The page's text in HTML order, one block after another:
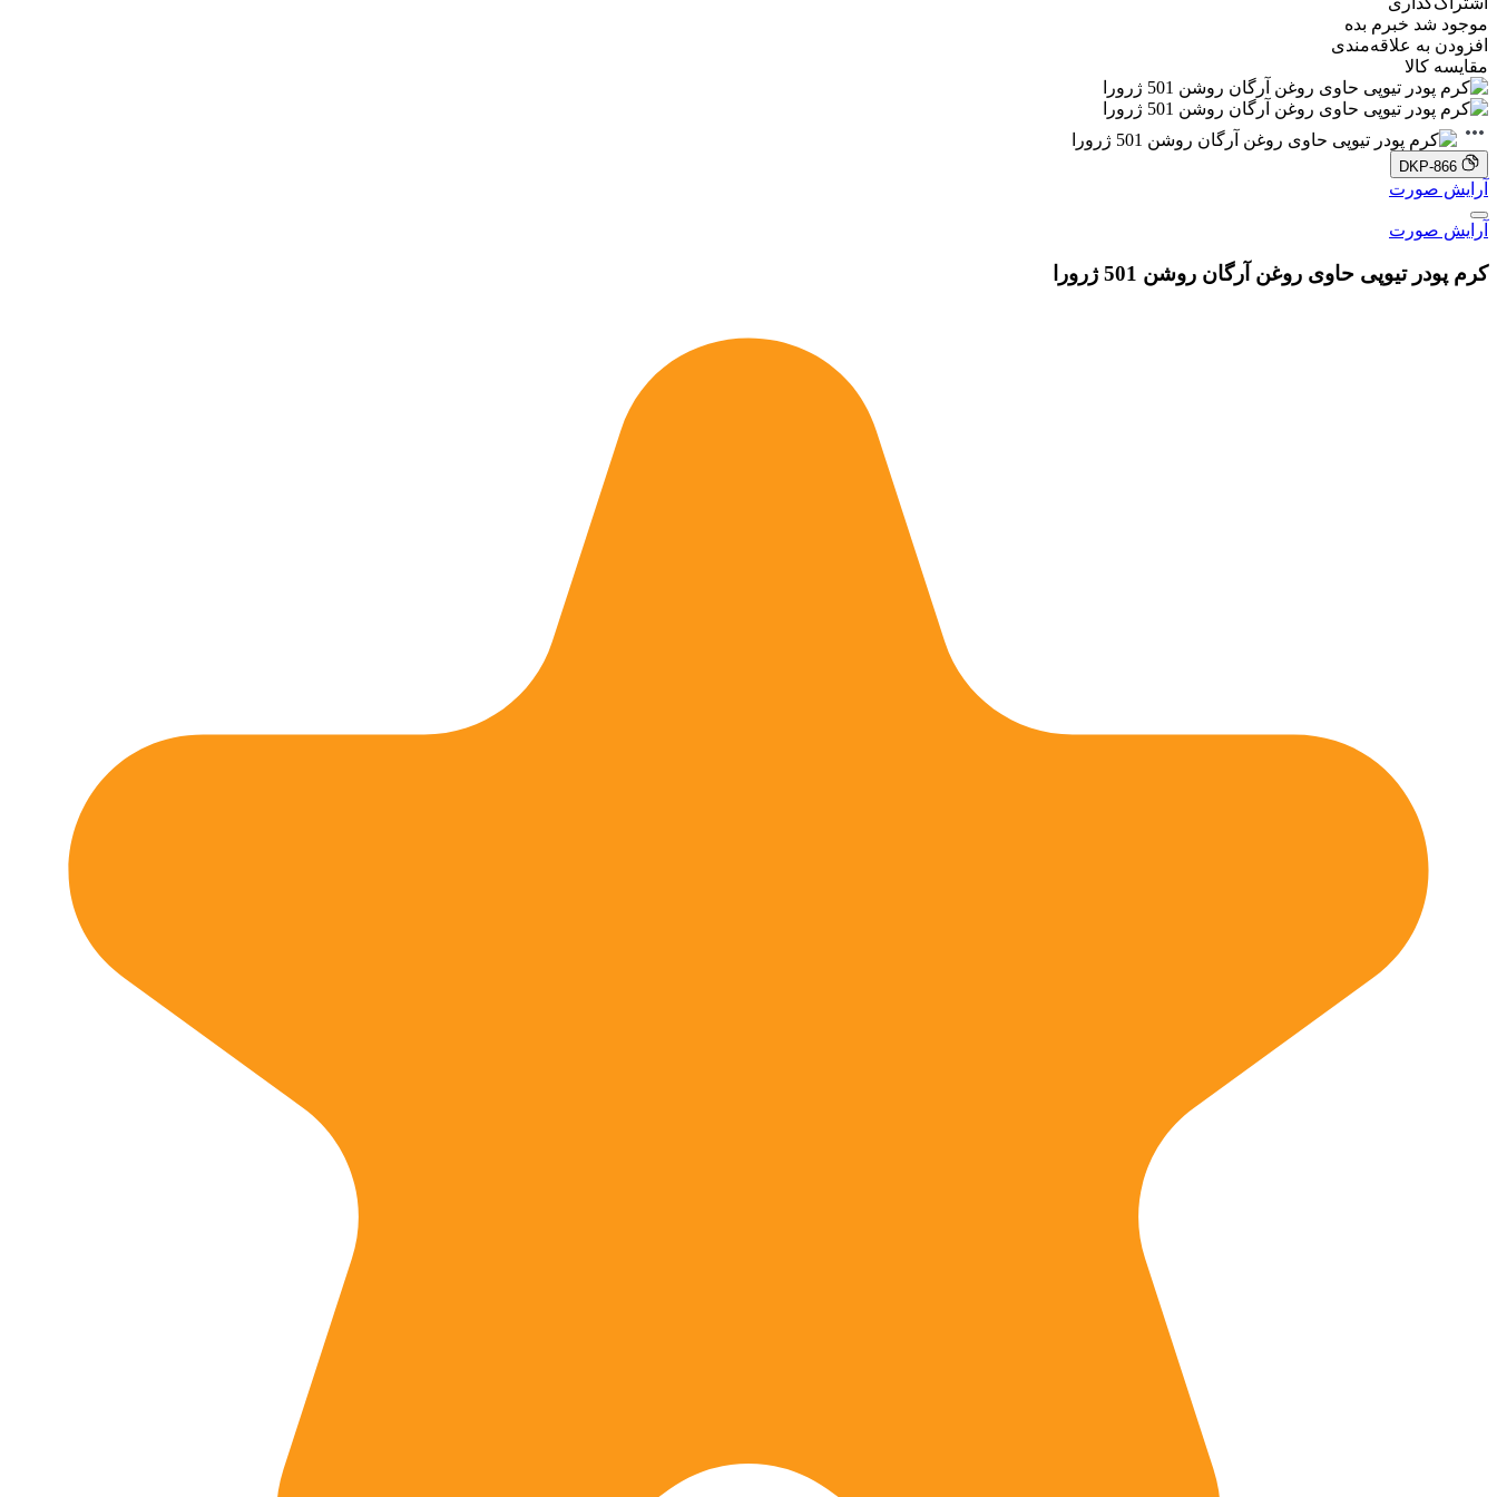
موجود شد خبرم بده
افزودن به علاقه‌مندی
مقایسه کالا
DKP-866
آرایش صورت
آرایش صورت
کرم پودر تیوپی حاوی روغن آرگان روشن 501 ژرورا